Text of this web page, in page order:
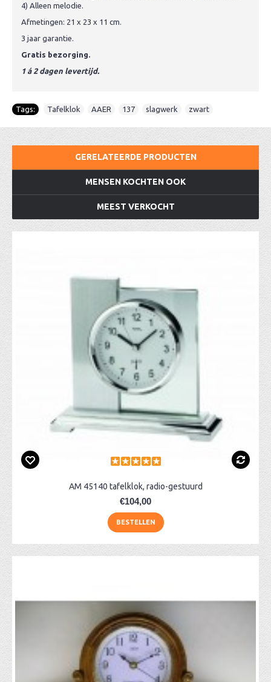
4) Alleen melodie.
Afmetingen: 21 x 23 x 11 cm.
3 jaar garantie.
Gratis bezorging.
1 á 2 dagen levertijd.
Tags: Tafelklok AAER 137 slagwerk zwart
GERELATEERDE PRODUCTEN
MENSEN KOCHTEN OOK
MEEST VERKOCHT
AM 45140 tafelklok, radio-gestuurd
€104,00
BESTELLEN